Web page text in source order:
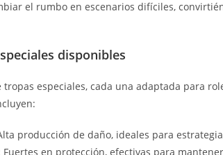
el rumbo en escenarios difíciles,
disponibles
especiales, cada una adaptada para
producción de daño, ideales para
Fuertes en protección, efectivas para